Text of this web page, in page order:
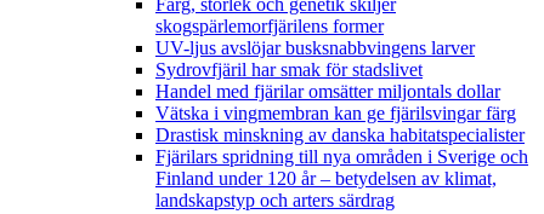
skogspärlemorfjärilens former
UV-ljus avslöjar busksnabbvingens larver
Sydrovfjäril har smak för stadslivet
Handel med fjärilar omsätter miljontals dollar
Vätska i vingmembran kan ge fjärilsvingar färg
Drastisk minskning av danska habitatspecialister
Fjärilars spridning till nya områden i Sverige och
Finland under 120 år– betydelsen av klimat,
landskapstyp och arters särdrag